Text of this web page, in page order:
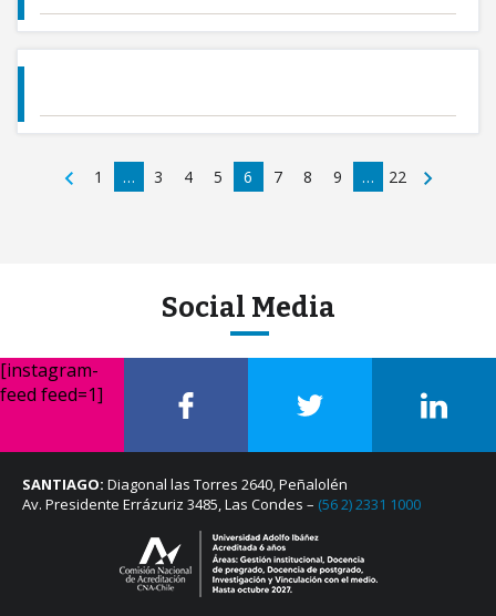
1 … 3 4 5 6 7 8 9 … 22
Social Media
[instagram-
feed feed=1]
SANTIAGO: Diagonal las Torres 2640, Peñalolén
Av. Presidente Errázuriz 3485, Las Condes – (56 2) 2331 1000